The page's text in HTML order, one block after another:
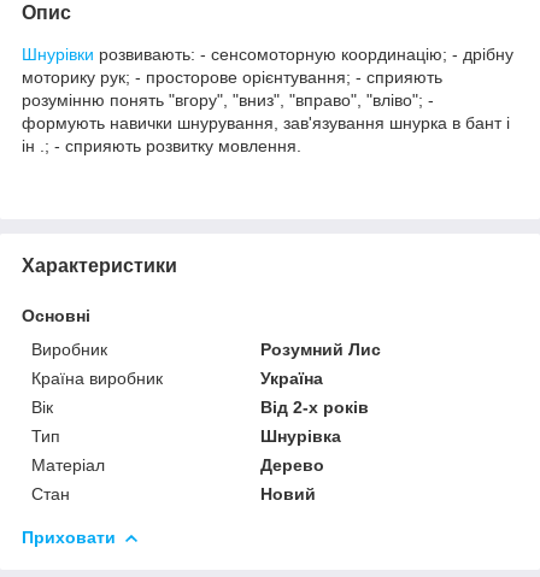
Опис
Шнурівки розвивають: - сенсомоторную координацію; - дрібну
моторику рук; - просторове орієнтування; - сприяють
розумінню понять "вгору" "вниз" "вправо" "вліво"; -
формують навички шнурування зав'язування шнурка в бант і
ін
.; - сприяють розвитку мовлення
Характеристики
Основні
Виробник
Розумний Лис
Країна виробник
Україна
Вік
Від 2-х років
Тип
Шнурівка
Матеріал
Дерево
Стан
Новий
Приховати